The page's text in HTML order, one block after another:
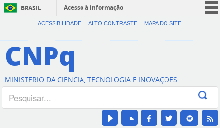
BRASIL
Acesso à informação
CORONAVÍRUS (COVID-19)
Canais
ACESSIBILIDADE ALTO CONTRASTE MAPA DO SITE
CNPq
MINISTÉRIO DA CIÊNCIA, TECNOLOGIA E INOVAÇÕES